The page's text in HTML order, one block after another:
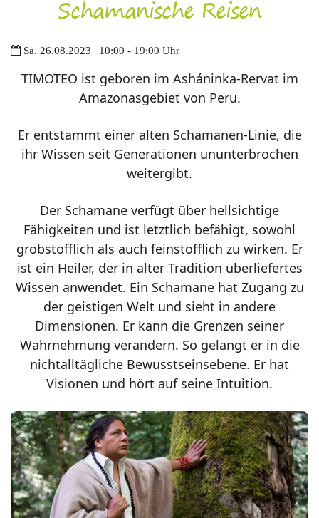
Schamanische Reisen
Sa. 26.08.2023 | 10:00 - 19:00 Uhr
TIMOTEO ist geboren im Asháninka-Rervat im
Amazonasgebiet von Peru.
Er entstammt einer alten Schamanen-Linie, die
ihr Wissen seit Generationen ununterbrochen
weitergibt.
Der Schamane verfügt über hellsichtige
Fähigkeiten und ist letztlich befähigt, sowohl
grobstofflich als auch feinstofflich zu wirken. Er
ist ein Heiler, der in alter Tradition überliefertes
Wissen anwendet. Ein Schamane hat Zugang zu
der geistigen Welt und sieht in andere
Dimensionen. Er kann die Grenzen seiner
Wahrnehmung verändern. So gelangt er in die
nichtalltägliche Bewusstseinsebene. Er hat
Visionen und hört auf seine Intuition.